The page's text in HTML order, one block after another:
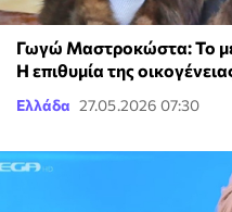
Γωγώ Μαστροκώστα: Το
Η επιθυμία της
Ελλάδα 27.05.2026 07:30